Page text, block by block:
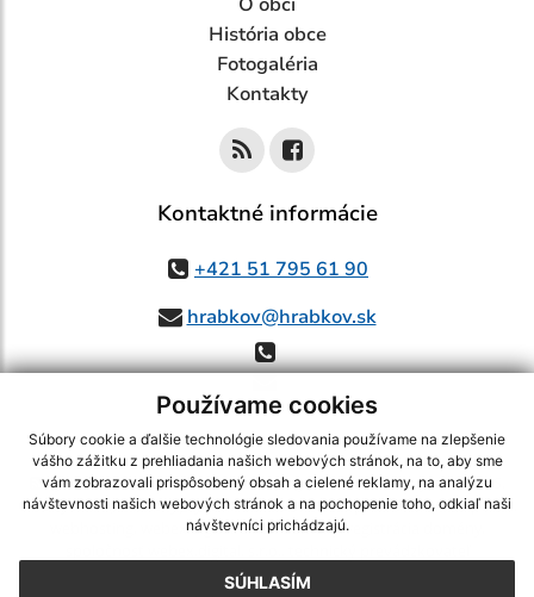
Používame cookies
Súbory cookie a ďalšie technológie sledovania používame na zlepšenie
vášho zážitku z prehliadania našich webových stránok, na to, aby sme
vám zobrazovali prispôsobený obsah a cielené reklamy, na analýzu
návštevnosti našich webových stránok a na pochopenie toho, odkiaľ naši
návštevníci prichádzajú.
SÚHLASÍM
História obce
Fotogaléria
Kontakty
Kontaktné informácie
+421 51 795 61 90
hrabkov@hrabkov.sk
využite možnosť získavania aktuálnych informácií s využitím RSS
CMS systém (redakčný) systém ECHELON 2,Mapa stránok,web portál
webex.digital, s.r.o.,domény,registrácia domény